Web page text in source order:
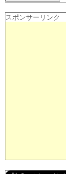
スポンサーリンク